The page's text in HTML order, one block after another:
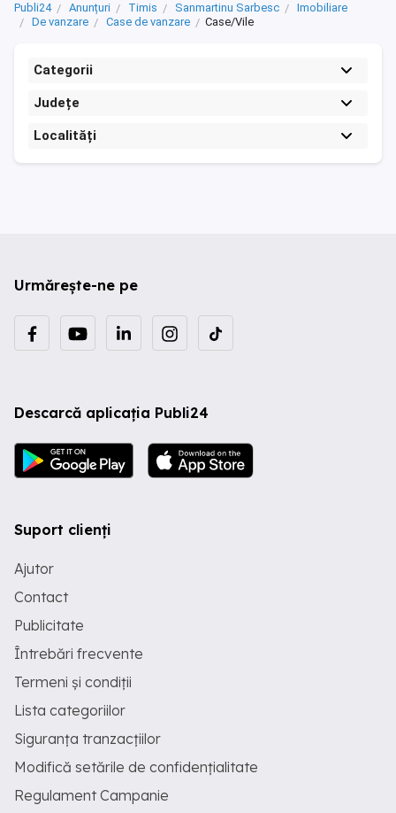
Publi24 Anunțuri Timis Sanmartinu Sarbesc
Imobiliare
De vanzare
Case de vanzare Case/Vile
Categorii
Județe
Localități
Urmărește-ne pe
Descarcă aplicația Publi24
Suport clienți
Ajutor
Contact
Publicitate
Întrebări frecvente
Termeni și condiții
Lista categoriilor
Siguranța tranzacțiilor
Modifică setările de confidențialitate
Regulament Campanie